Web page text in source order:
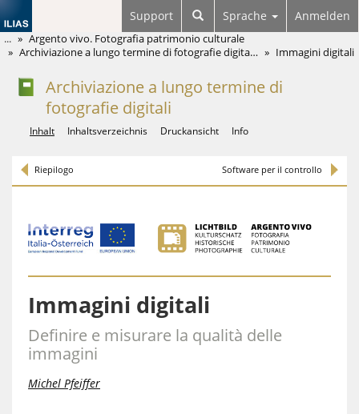
Support Sprache Anmelden
...
Argento vivo. Fotografia patrimonio culturale
Archiviazione a lungo termine di fotografie digita…
Immagini digitali
Archiviazione a lungo termine di
fotografie digitali
Inhalt Inhaltsverzeichnis Druckansicht Info
Riepilogo Software per il controllo
Immagini digitali
Definire e misurare la qualità delle
immagini
Michel Pfeiffer